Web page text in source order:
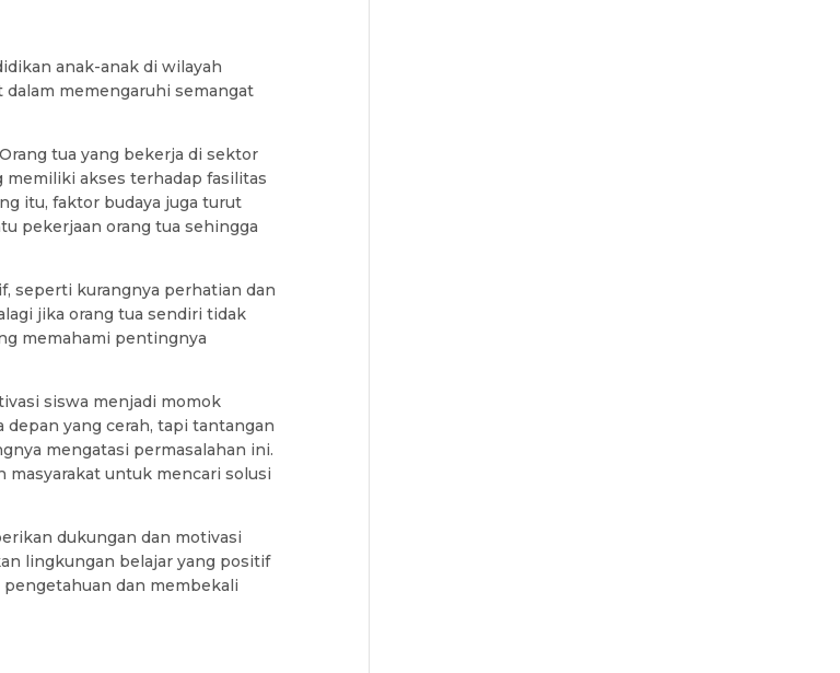
anak-anak di wilayah
dalam memengaruhi semangat
tua yang bekerja di sektor
akses terhadap fasilitas
itu, faktor budaya juga turut
pekerjaan orang tua sehingga
seperti kurangnya perhatian dan
jika orang tua sendiri tidak
memahami pentingnya
siswa menjadi momok
yang cerah, tapi tantangan
mengatasi permasalahan ini.
masyarakat untuk mencari solusi
dukungan dan motivasi
lingkungan belajar yang positif
dan membekali